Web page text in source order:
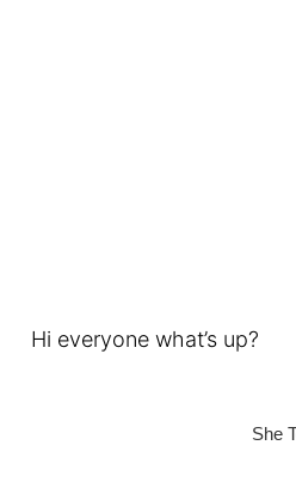
Hi everyone what’s up?